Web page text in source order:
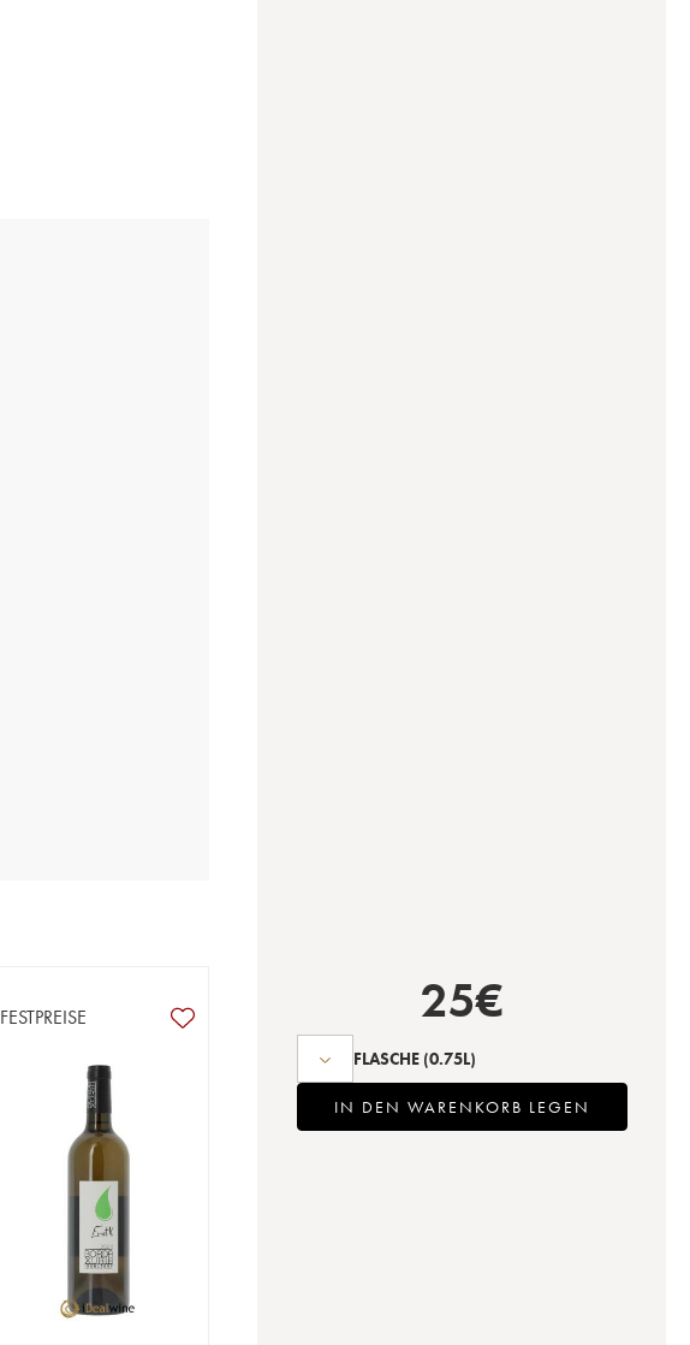
FESTPREISE 25€
FLASCHE (0.75L)
IN DEN WARENKORB LEGEN